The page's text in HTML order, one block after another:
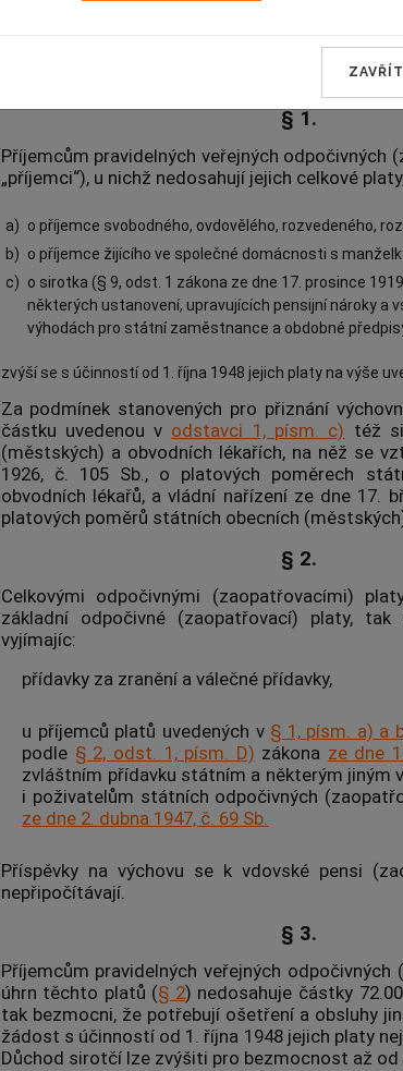
§ 1.
Příjemcům pravidelných veřejných odpočivných
„příjemci“), u nichž nedosahují jejich celkové
a) o příjemce svobodného, ovdovělého, rozvedeného,
b) o příjemce žijícího ve společné domácnosti s
c) o sirotka (§ 9, odst. 1 zákona ze dne 17. prosince
některých ustanovení, upravujících pensijní nároky a
výhodách pro státní zaměstnance a obdobné
zvýší se s účinností od 1. října 1948 jejich platy na výše
Za podmínek stanovených pro přiznání
částku uvedenou v odstavci 1, písm. c) též
(městských) a obvodních lékařích, na něž se
1926, č. 105 Sb., o platových poměrech
obvodních lékařů, a vládní nařízení ze dne 17.
platových poměrů státních obecních
§ 2.
Celkovými odpočivnými (zaopatřovacími)
základní odpočivné (zaopatřovací) platy,
vyjímajíc:
přídavky za zranění a válečné přídavky,
u příjemců platů uvedených v § 1, písm. a) a
podle § 2, odst. 1, písm. D) zákona ze dne
zvláštním přídavku státním a některým jiným
i poživatelům státních odpočivných
ze dne 2. dubna 1947, č. 69 Sb.
Příspěvky na výchovu se k vdovské pensi
nepřipočítávají.
§ 3.
Příjemcům pravidelných veřejných
úhrn těchto platů (§ 2) nedosahuje částky
tak bezmocni, že potřebují ošetření a obsluhy
žádost s účinností od 1. října 1948 jejich platy
Důchod sirotčí lze zvýšiti pro bezmocnost až od
ZAVŘÍT